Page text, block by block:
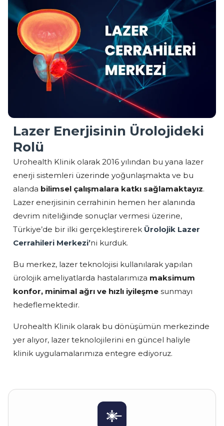
Lazer Enerjisinin Ürolojideki
Rolü
Urohealth Klinik olarak 2016 yılından bu yana lazer
enerji sistemleri üzerinde yoğunlaşmakta ve bu
alanda bilimsel çalışmalara katkı sağlamaktayız.
Lazer enerjisinin cerrahinin hemen her alanında
devrim niteliğinde sonuçlar vermesi üzerine,
Türkiye’de bir ilki gerçekleştirerek Ürolojik Lazer
Cerrahileri Merkezi’ni kurduk.
Bu merkez, lazer teknolojisi kullanılarak yapılan
ürolojik ameliyatlarda hastalarımıza maksimum
konfor, minimal ağrı ve hızlı iyileşme sunmayı
hedeflemektedir.
Urohealth Klinik olarak bu dönüşümün merkezinde
yer alıyor, lazer teknolojilerini en güncel haliyle
klinik uygulamalarımıza entegre ediyoruz.